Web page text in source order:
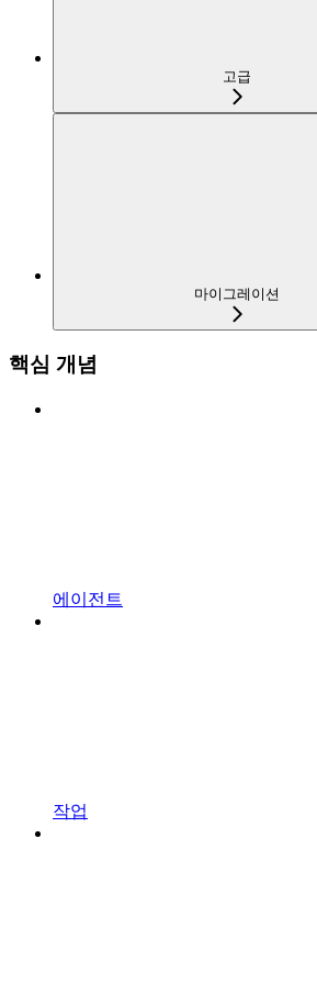
고급
마이그레이션
핵심 개념
에이전트
작업